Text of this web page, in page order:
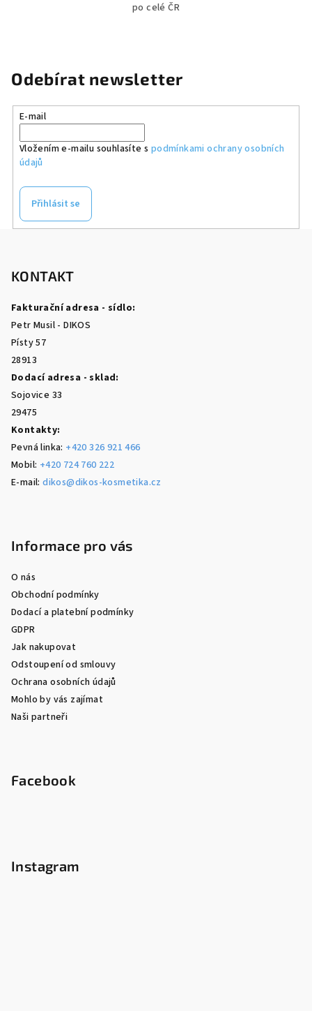
po celé ČR
Odebírat newsletter
E-mail
Vložením e-mailu souhlasíte s podmínkami ochrany osobních
údajů
Přihlásit se
KONTAKT
Fakturační adresa - sídlo:
Petr Musil - DIKOS
Písty 57
28913
Dodací adresa - sklad:
Sojovice 33
29475
Kontakty:
Pevná linka: +420 326 921 466
Mobil: +420 724 760 222
E-mail:dikos@dikos-kosmetika.cz
Informace pro vás
O nás
Obchodní podmínky
Dodací a platební podmínky
GDPR
Jak nakupovat
Odstoupení od smlouvy
Ochrana osobních údajů
Mohlo by vás zajímat
Naši partneři
Facebook
Instagram